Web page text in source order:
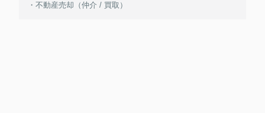
・不動産売却（仲介 / 買取）